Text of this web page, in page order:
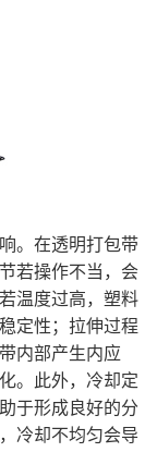
。在透明打包带
若操作不当，会
温度过高，塑料
定性；拉伸过程
内部产生内应
。此外，冷却定
于形成良好的分
冷却不均匀会导